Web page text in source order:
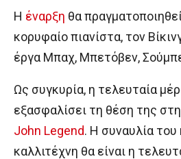
Η έναρξη θα
κορυφαίο πιανίστα, τον
έργα Μπαχ, Μπετόβεν,
Ως συγκυρία, η τελευταία
εξασφαλίσει τη θέση της
John Legend. Η συναυλία
καλλιτέχνη θα είναι η